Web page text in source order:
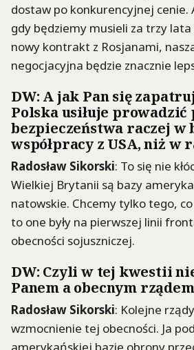
dostaw po konkurencyjnej cenie.
gdy będziemy musieli za trzy
nowy kontrakt z Rosjanami,
negocjacyjna będzie znacznie
DW: A jak Pan się
Polska usiłuje
bezpieczeństwa raczej
współpracy z USA, niż w
Radosław Sikorski: To się nie
Wielkiej Brytanii są bazy
natowskie. Chcemy tylko tego,
to one były na pierwszej linii
obecności sojuszniczej.
DW: Czyli w tej kwestii
Panem a obecnym
Radosław Sikorski: Kolejne
wzmocnienie tej obecności. Ja